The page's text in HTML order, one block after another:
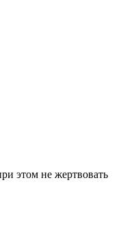
этом не жертвовать